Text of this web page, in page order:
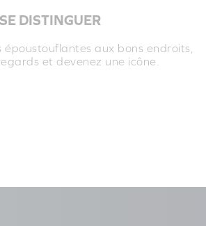
SE DISTINGUER
époustouflantes aux bons endroits,
et devenez une icône.